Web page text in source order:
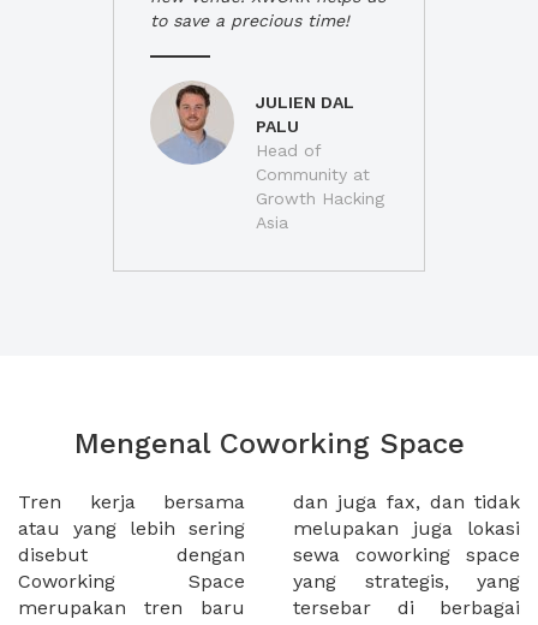
to save a precious time!
JULIEN DAL
PALU
Head of
Community at
Growth Hacking
Asia
Mengenal Coworking Space
Tren kerja bersama
atau yang lebih sering
disebut dengan
Coworking Space
merupakan tren baru
dan juga fax, dan tidak
melupakan juga lokasi
sewa coworking space
yang strategis, yang
tersebar di berbagai